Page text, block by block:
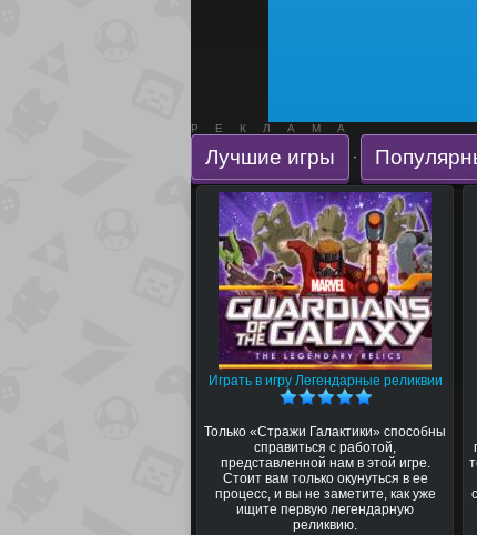
РЕКЛАМА
Лучшие игры ·
Играть в игру Легендарные реликвии
Только «Стражи Галактики» способны
справиться с работой,
представленной нам в этой игре.
Стоит вам только окунуться в ее
процесс, и вы не заметите, как уже
ищите первую легендарную
реликвию.